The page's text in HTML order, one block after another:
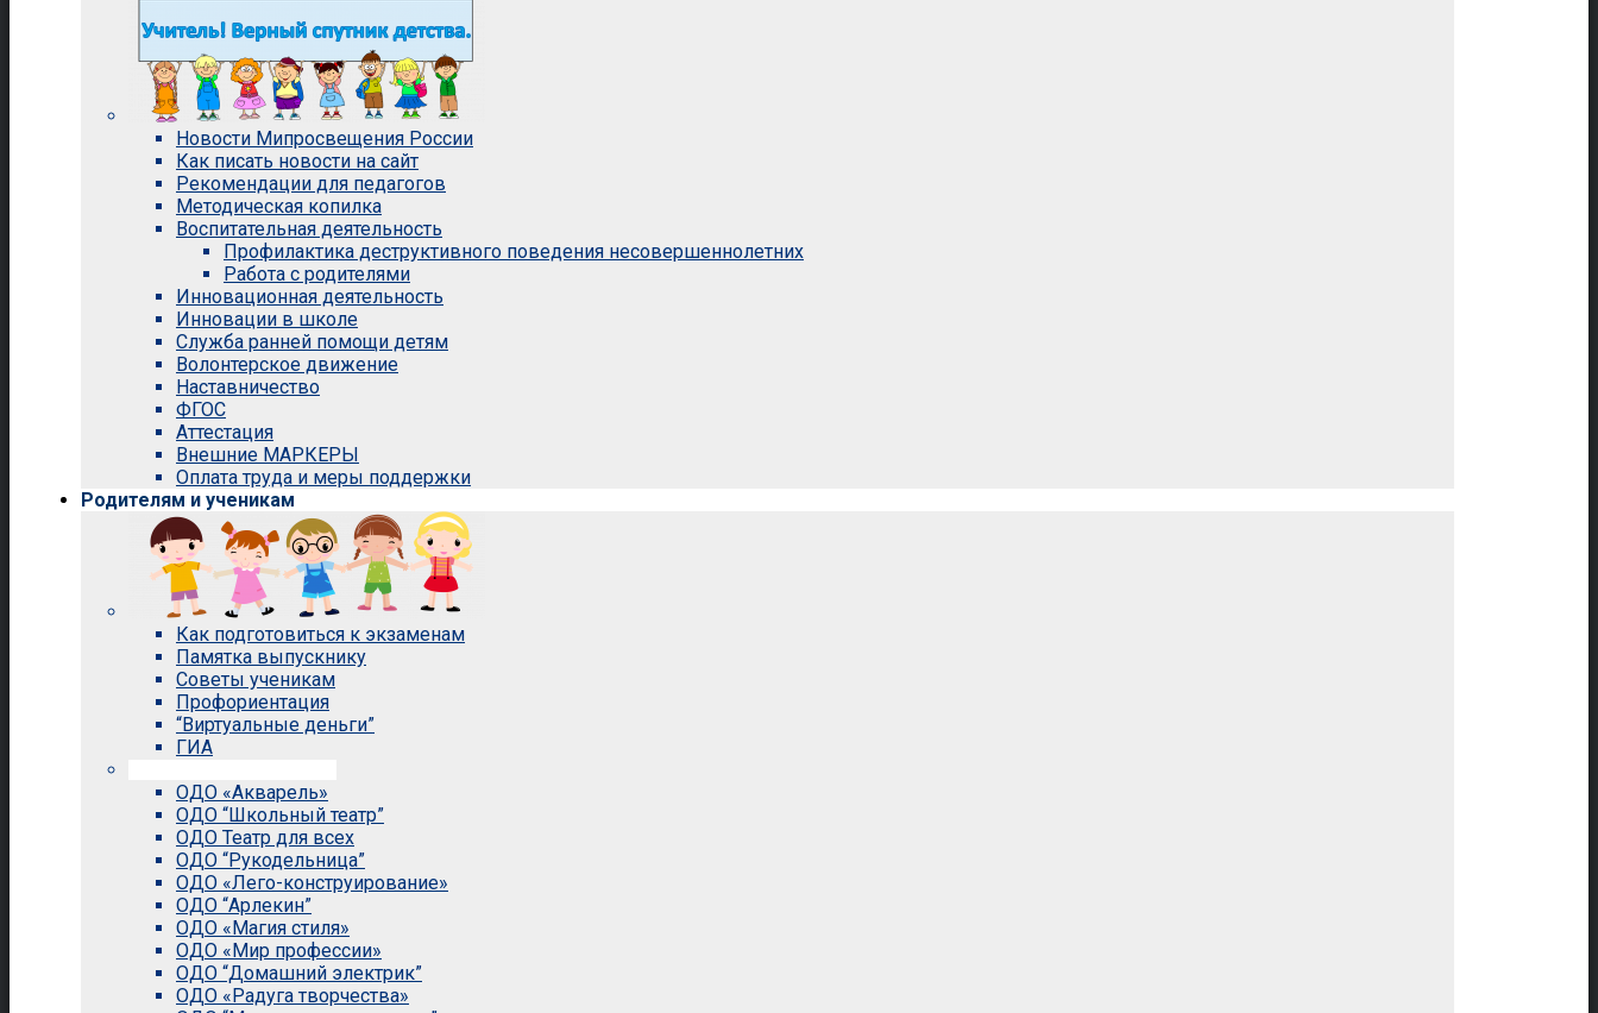
Новости Мипросвещения России
Как писать новости на сайт
Рекомендации для педагогов
Методическая копилка
Воспитательная деятельность
Профилактика деструктивного поведения несовершеннолетних
Работа с родителями
Инновационная деятельность
Инновации в школе
Служба ранней помощи детям
Волонтерское движение
Наставничество
ФГОС
Аттестация
Внешние МАРКЕРЫ
Оплата труда и меры поддержки
Родителям и ученикам
Как подготовиться к экзаменам
Памятка выпускнику
Советы ученикам
Профориентация
“Виртуальные деньги”
ГИА
ОДО «Акварель»
ОДО “Школьный театр”
ОДО Театр для всех
ОДО “Рукодельница”
ОДО «Лего-конструирование»
ОДО “Арлекин”
ОДО «Магия стиля»
ОДО «Мир профессии»
ОДО “Домашний электрик”
ОДО «Радуга творчества»